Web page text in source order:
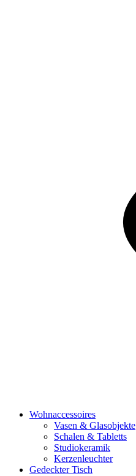
Wohnaccessoires
Vasen & Glasobjekte
Schalen & Tabletts
Studiokeramik
Kerzenleuchter
Gedeckter Tisch